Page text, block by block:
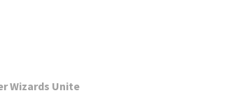
Wizards Unite